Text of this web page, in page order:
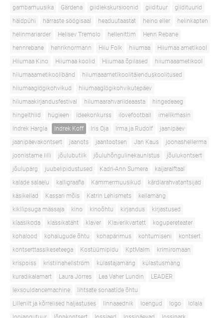
gambamuusika
Gardena giidiekskursioonid giidituur
giidituurid
häidpühi
härraste söögisaal headuutaastat heino eller
helinkapten
helinmariarder
Helisev Tremolo hellenittim
Henn Rebane
hennrebane
henriknormann Hiiu Folk hiiumaa
Hiiumaa ametikool
Hiiumaa Kino
Hiiumaa koolid Hiiumaa õpilased
hiiumaaametikool
hiiumaaametikoolibänd
hiiumaaametikoolitäienduskoolitused
hiiumaaglögikohvikud
hiiumaaglögikohvikutepäev
hiiumaakirjandusfestival
hiiumaarahvariideaasta
hingedeaeg
hingelthiid
hügieen ideekonkurss ilovefootball
imelikmasin
Indrek Hargla
Indrek Koff Iris Oja Irma ja Rudolf
jaanipäev
jaanipäevakontsert
jaanots jaantootsen Jan Kaus
joonashellerma
joonistame lilli
jõulubutiik jõuluhõngulinekaunistus
jõulukontsert
jõulupärg
juubelipidustused Kadri-Ann Sumera
kaijaralftaal
kalade salaelu
kalligraafia Kammermuusikud
kärdlarahvatantsijad
käsikellad
Kassari mõis Katrin Lehismets
kellamäng
kikilipsuga mässaja
kino kinoõhtu kirjandus
kirjastused
klaasikoda
klassikatäht klaver Klaverikvartett
kogupereteater
kohalood
kohalugude õhtu kohapärimus kohtumiseni
kontsert
kontserttassikeseteega
Kostüümipidu KptMalm
krimiromaan
krispoiss
kristiinahellström külastajamäng
külastusmäng
kuradikalamart
Laura Jörres Lea Vaher Lundin
LEADER
lexsouldancemachine
lihtsate sonaatide õhtu
Lilleniit ja kõrrelised haljastuses
linnaaednik loengud logo
lolala